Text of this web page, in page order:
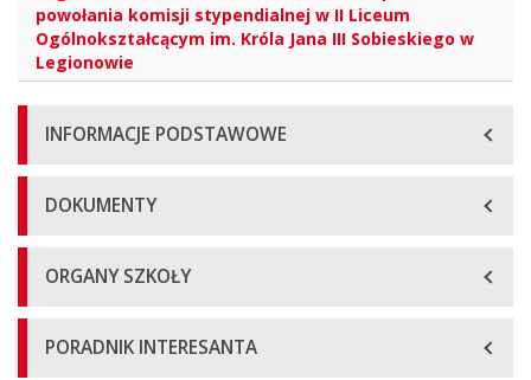
powołania komisji stypendialnej w II Liceum
Ogólnokształcącym im. Króla Jana III Sobieskiego w
Legionowie
Menu
główne
INFORMACJE PODSTAWOWE
DOKUMENTY
ORGANY SZKOŁY
PORADNIK INTERESANTA